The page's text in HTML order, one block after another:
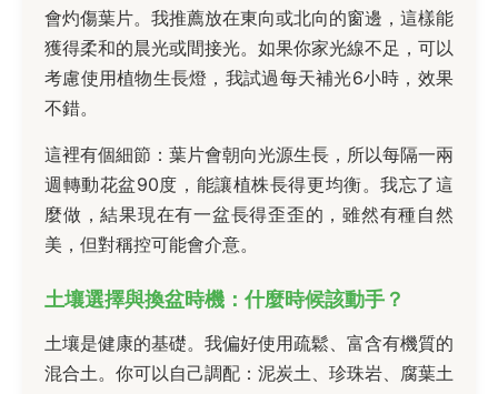
會灼傷葉片。我推薦放在東向或北向的窗邊，這樣能
獲得柔和的晨光或間接光。如果你家光線不足，可以
考慮使用植物生長燈，我試過每天補光6小時，效果
不錯。
這裡有個細節：葉片會朝向光源生長，所以每隔一兩
週轉動花盆90度，能讓植株長得更均衡。我忘了這
麼做，結果現在有一盆長得歪歪的，雖然有種自然
美，但對稱控可能會介意。
土壤選擇與換盆時機：什麼時候該動手？
土壤是健康的基礎。我偏好使用疏鬆、富含有機質的
混合土。你可以自己調配：泥炭土、珍珠岩、腐葉土